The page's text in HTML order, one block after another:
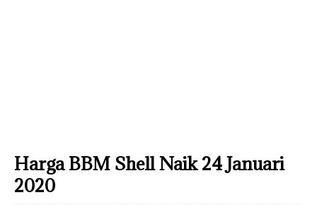
Harga BBM Shell Naik 24 Januari
2020